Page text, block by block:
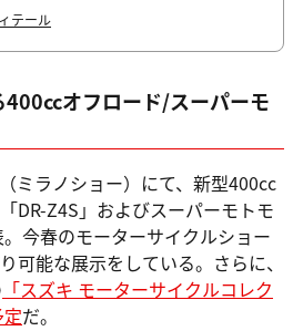
テール
オフロード/スーパーモ
ミラノショー）にて、新型400cc
DR-Z4S」およびスーパーモトモ
今春のモーターサイクルショー
可能な展示をしている。さらに、
「スズキ モーターサイクルコレク
だ。